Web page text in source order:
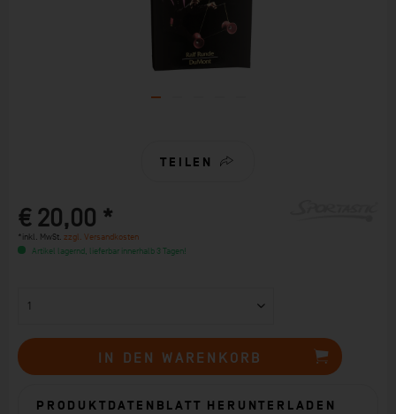
TEILEN
€ 20,00 *
*inkl. MwSt. zzgl. Versandkosten
Artikel lagernd, lieferbar innerhalb 3 Tagen!
IN DEN WARENKORB
PRODUKTDATENBLATT HERUNTERLADEN